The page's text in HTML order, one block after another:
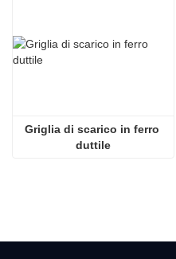
Griglia di scarico in ferro
duttile